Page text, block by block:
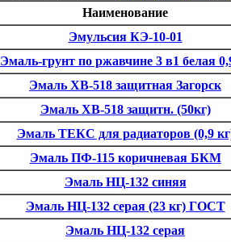
Наименование
Эмульсия КЭ-10-01
Эмаль-грунт по ржавчине 3 в1 белая
Эмаль ХВ-518 защитная Загорск
Эмаль ХВ-518 защитн. (50кг)
Эмаль ТЕКС для радиаторов (0,9
Эмаль ПФ-115 коричневая БКМ
Эмаль НЦ-132 синяя
Эмаль НЦ-132 серая (23 кг) ГОСТ
Эмаль НЦ-132 серая